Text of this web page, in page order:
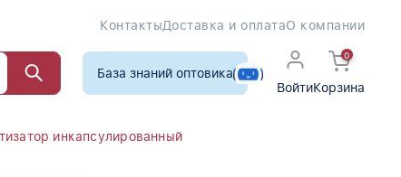
КонтактыДоставка и оплатаО компании
База знаний оптовика
Войти
0
Корзина
инкапсулированный